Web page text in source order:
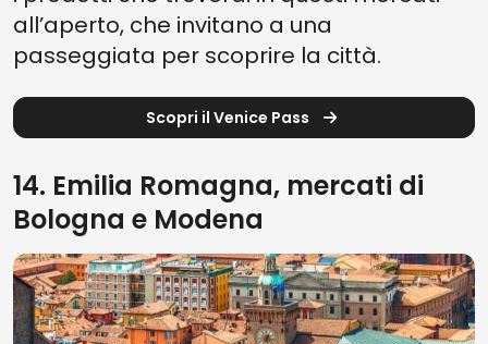
all’aperto, che invitano a una
passeggiata per scoprire la città.
Scopri il Venice Pass
14. Emilia Romagna, mercati di
Bologna e Modena